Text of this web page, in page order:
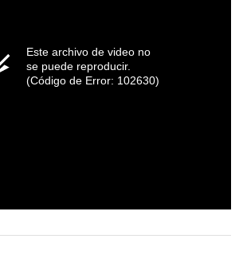
Este archivo de video no
se puede reproducir.
(Código de Error: 102630)